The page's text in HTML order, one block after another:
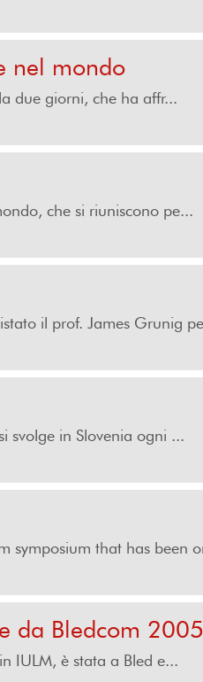
nel mondo
due giorni, che ha affr...
che si riuniscono pe...
il prof. James Grunig
svolge in Slovenia ogni ...
symposium that has been
da Bledcom 2005
IULM, è stata a Bled e...